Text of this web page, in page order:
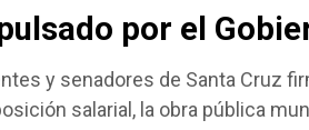
por el
y senadores de Santa Cruz
salarial, la obra pública